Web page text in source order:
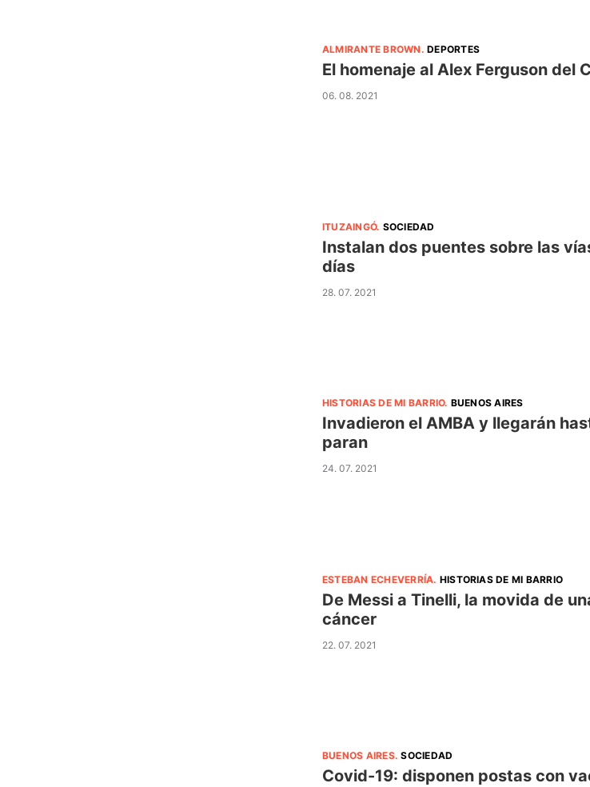
ALMIRANTE BROWN .DEPORTES
El homenaje al Alex Ferguson del
06. 08. 2021
ITUZAINGÓ. SOCIEDAD
Instalan dos puentes sobre las
días
28. 07. 2021
HISTORIAS DE MI BARRIO. BUENOS AIRES
Invadieron el AMBA y llegarán
paran
24. 07. 2021
ESTEBAN ECHEVERRÍA. HISTORIAS DE MI BARRIO
De Messi a Tinelli, la movida de
cáncer
22. 07. 2021
BUENOS AIRES.SOCIEDAD
Covid-19: disponen postas con